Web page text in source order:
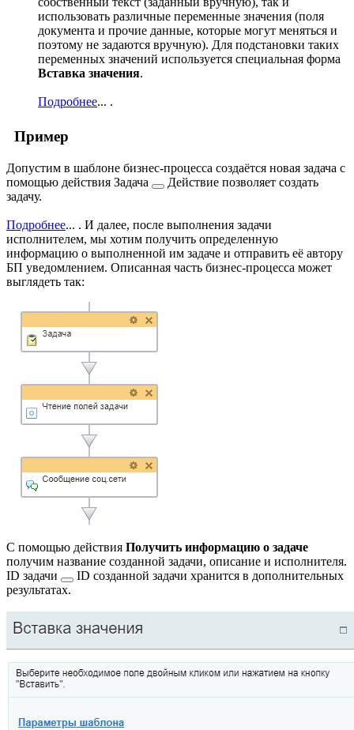
использовать различные переменные значения (поля
документа и прочие данные, которые могут меняться и
поэтому не задаются вручную). Для подстановки таких
переменных значений используется специальная форма
Вставка значения.
Подробнее... .
Пример
Допустим в шаблоне бизнес-процесса создаётся новая задача с
помощью действия Задача
Действие позволяет создать
задачу.
Подробнее... . И далее, после выполнения задачи
исполнителем, мы хотим получить определенную
информацию о выполненной им задаче и отправить её автору
БП уведомлением. Описанная часть бизнес-процесса может
выглядеть так:
С помощью действия Получить информацию о задаче
получим название созданной задачи, описание и исполнителя.
ID задачи
ID созданной задачи хранится в дополнительных
результатах.